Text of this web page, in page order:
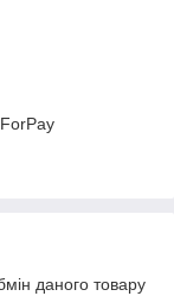
даного товару